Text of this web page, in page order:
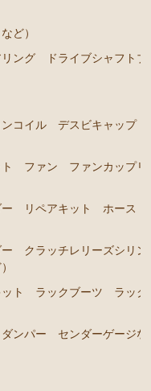
ノ AE86
ダー リペアキッ
ダー クラッチレリ
ト ベアリング ボー
など）
ベアリング ドライブ
ど）
リング ドライブシャフトブ
ンコイル デスビキャップ
ファン ファンカップリ
ー リペアキット ホース
クラッチレリーズシリン
ット ラックブーツ ラック
ンパー センダーゲージな